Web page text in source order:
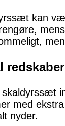
kan
redskaber
skaldyrssæt
med
nyder.